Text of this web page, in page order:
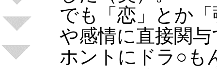
でも「恋」とか
や感情に直接関
ホントにドラ○も